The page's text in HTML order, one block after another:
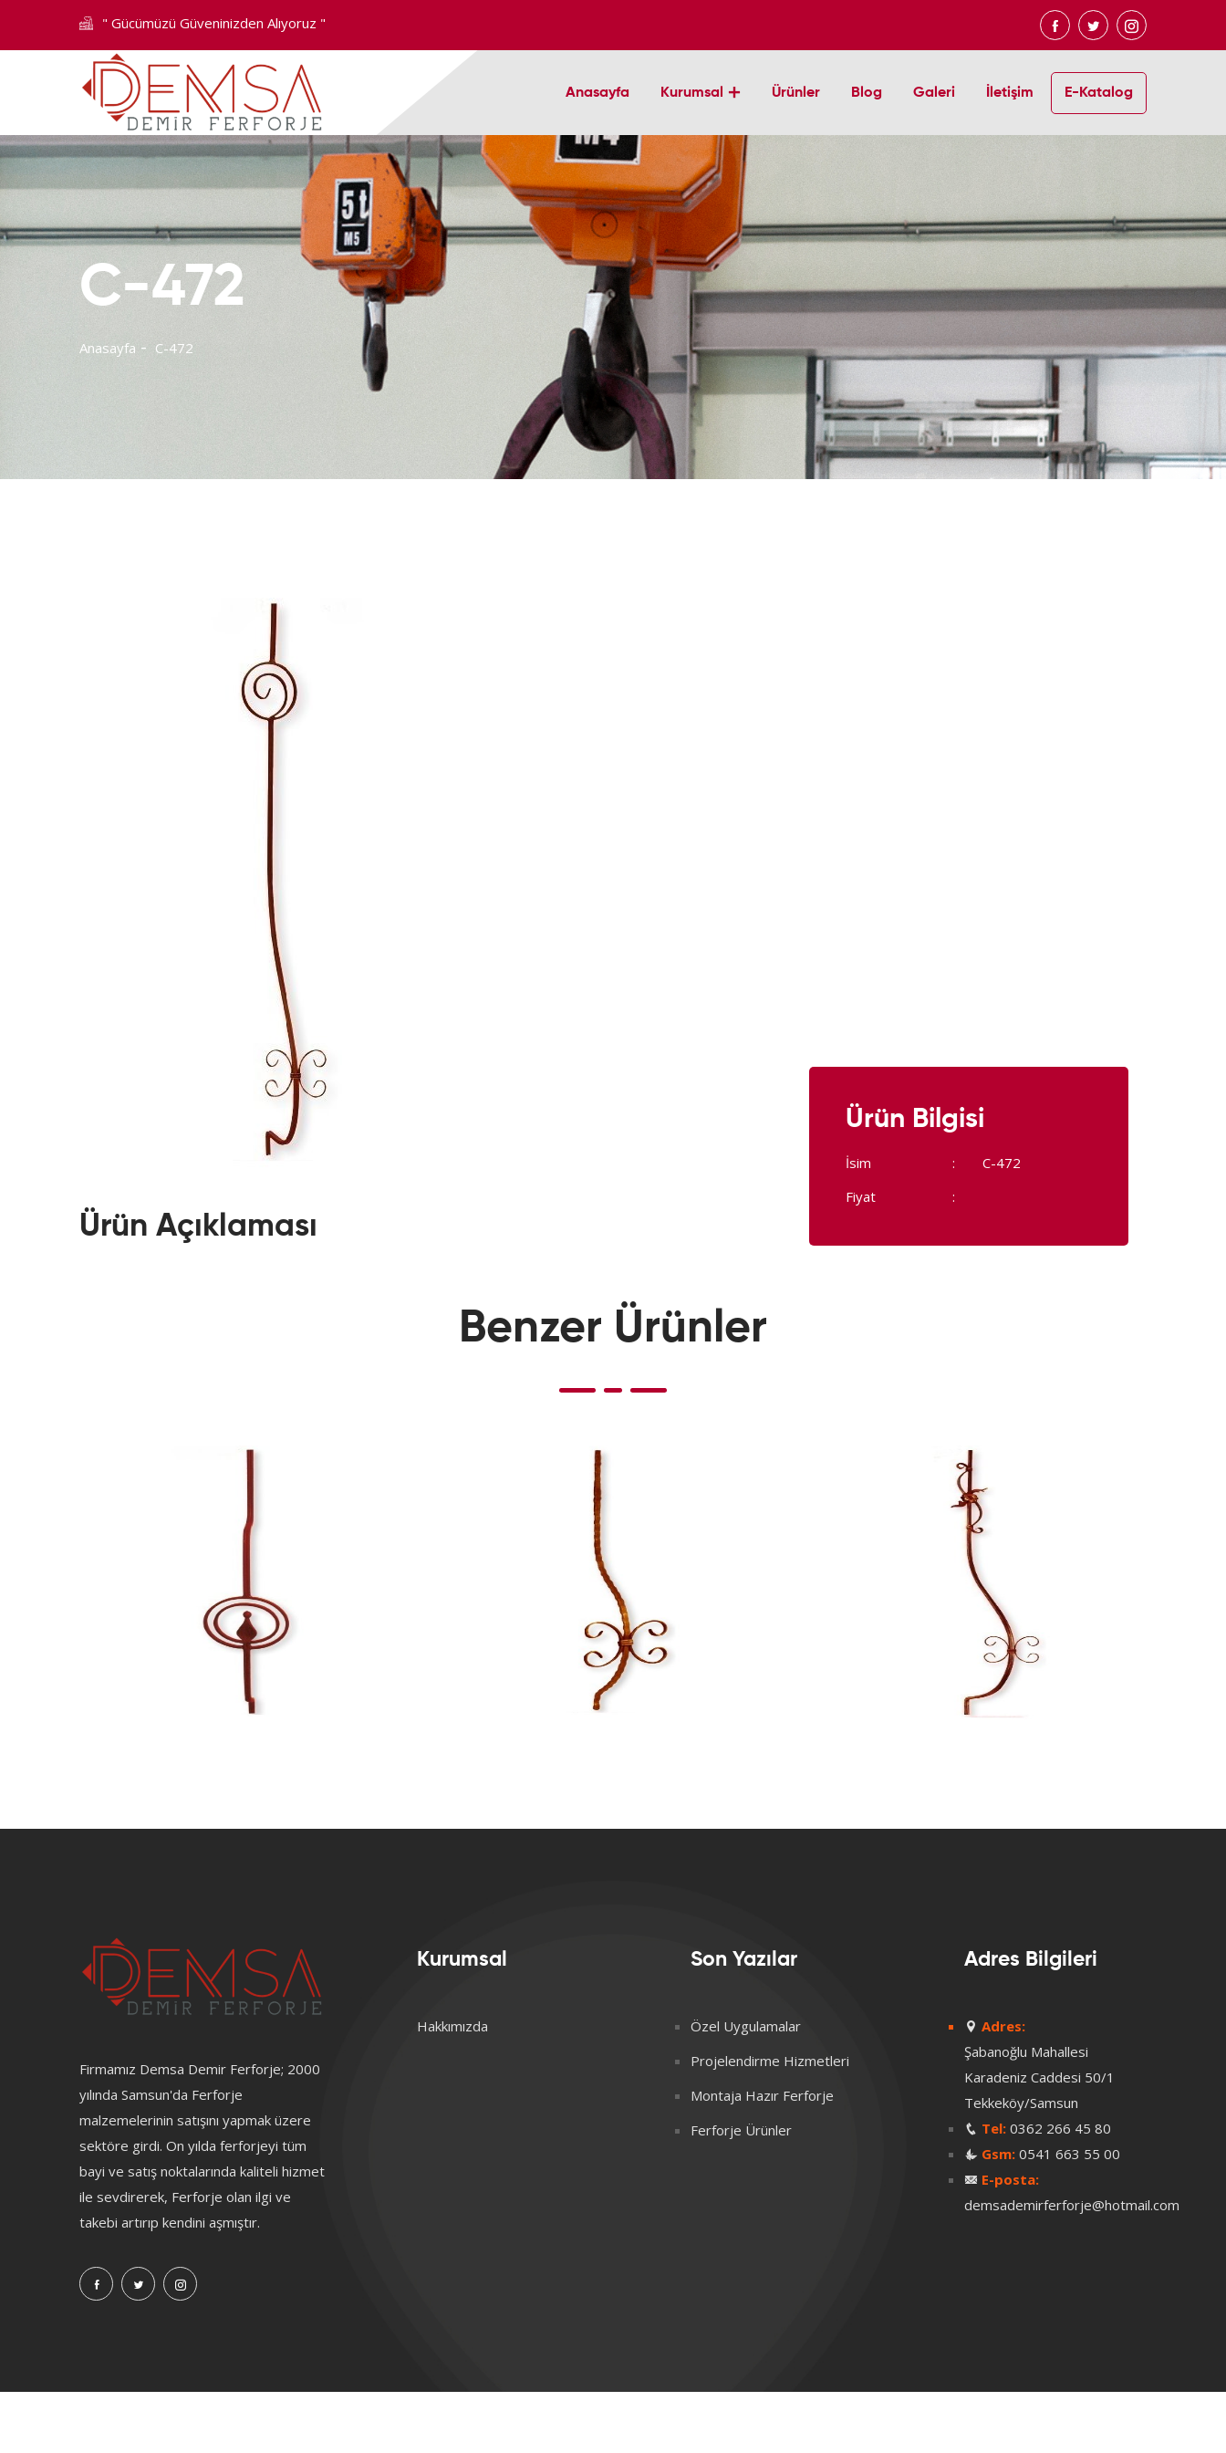
" Gücümüzü Güveninizden Alıyoruz "
Anasayfa Kurumsal Ürünler Blog Galeri İletişim E-Katalog
C-472
Anasayfa C-472
Ürün Açıklaması
Ürün Bilgisi
İsim
Fiyat
C-472
Benzer Ürünler
Firmamız Demsa Demir Ferforje; 2000
yılında Samsun'da Ferforje
malzemelerinin satışını yapmak üzere
sektöre girdi. On yılda ferforjeyi tüm
bayi ve satış noktalarında kaliteli hizmet
ile sevdirerek, Ferforje olan ilgi ve
takebi artırıp kendini aşmıştır.
Kurumsal
Hakkımızda
Son Yazılar
Özel Uygulamalar
Projelendirme Hizmetleri
Montaja Hazır Ferforje
Ferforje Ürünler
Adres Bilgileri
Adres:
Şabanoğlu Mahallesi
Karadeniz Caddesi 50/1
Tekkeköy/Samsun
Tel: 0362 266 45 80
Gsm: 0541 663 55 00
E-posta:
demsademirferforje@hotmail.com